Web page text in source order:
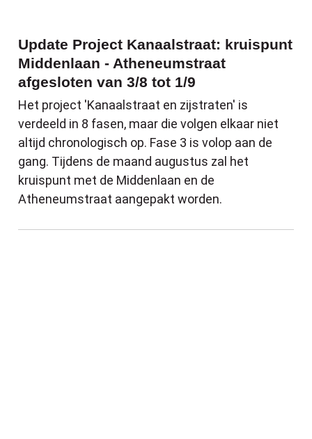
Update Project Kanaalstraat: kruispunt
Middenlaan - Atheneumstraat
afgesloten van 3/8 tot 1/9
Het project 'Kanaalstraat en zijstraten' is
verdeeld in 8 fasen, maar die volgen elkaar niet
altijd chronologisch op. Fase 3 is volop aan de
gang. Tijdens de maand augustus zal het
kruispunt met de Middenlaan en de
Atheneumstraat aangepakt worden.